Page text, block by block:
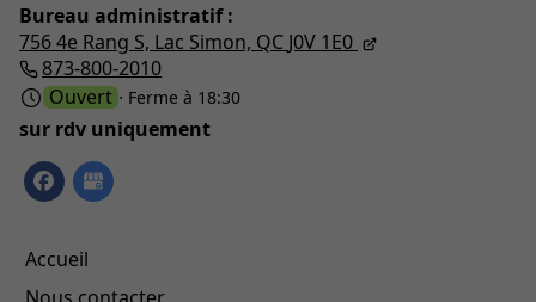
Bureau administratif :
756 4e Rang S, Lac Simon, QC J0V 1E0
873-800-2010
Ouvert ⋅ Ferme à 18:30
sur rdv uniquement
Accueil